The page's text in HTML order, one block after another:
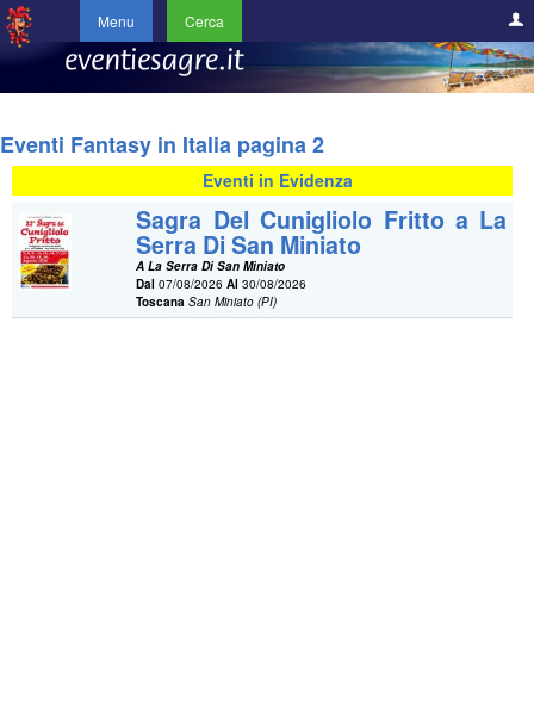
Menu Cerca
Eventi Fantasy in Italia pagina 2
Eventi in Evidenza
Sagra Del Cunigliolo Fritto a La
Serra Di San Miniato
A La Serra Di San Miniato
Dal 07/08/2026Al 30/08/2026
Toscana San Miniato (PI)